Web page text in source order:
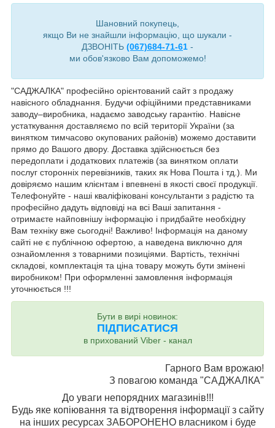
Шановний покупець,
якщо Ви не знайшли інформацію, що шукали -
ДЗВОНІТЬ (067)684-71-61 -
ми обов'язково Вам допоможемо!
"САДЖАЛКА" професійно орієнтований сайт з продажу
навісного обладнання. Будучи офіційними представниками
заводу–виробника, надаємо заводську гарантію. Навісне
устаткування доставляємо по всій території України (за
винятком тимчасово окупованих районів) можемо доставити
прямо до Вашого двору. Доставка здійснюється без
передоплати і додаткових платежів (за винятком оплати
послуг сторонніх перевізників, таких як Нова Пошта і тд.). Ми
довіряємо нашим клієнтам і впевнені в якості своєї продукції.
Телефонуйте - наші кваліфіковані консультанти з радістю та
професійно дадуть відповіді на всі Ваші запитання -
отримаєте найповнішу інформацію і придбайте необхідну
Вам техніку вже сьогодні! Важливо! Інформація на даному
сайті не є публічною офертою, а наведена виключно для
ознайомлення з товарними позиціями. Вартість, технічні
складові, комплектація та ціна товару можуть бути змінені
виробником! При оформленні замовлення інформація
уточнюється !!!
Бути в вирі новинок:
ПІДПИСАТИСЯ
в прихований Viber - канал
Гарного Вам врожаю!
З повагою команда "САДЖАЛКА"
До уваги непорядних магазинів!!!
Будь яке копіювання та відтворення інформації з сайту
на інших ресурсах ЗАБОРОНЕНО власником і буде